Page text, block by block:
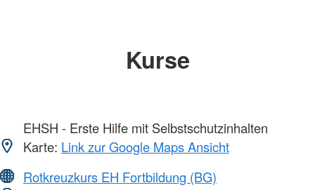
Kurse
EHSH - Erste Hilfe mit Selbstschutzinhalten
Karte: Link zur Google Maps Ansicht
Rotkreuzkurs EH Fortbildung (BG)